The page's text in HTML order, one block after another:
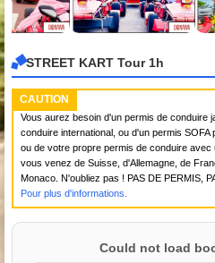
STREET KART Tour 1h
CAUTION
Vous aurez besoin d'un permis de conduire
conduire international, ou d'un permis
ou de votre propre permis de conduire avec
vous venez de Suisse, d'Allemagne, de
Monaco. N'oubliez pas ! PAS DE PERMIS,
Pour plus d'informations.
Could not load